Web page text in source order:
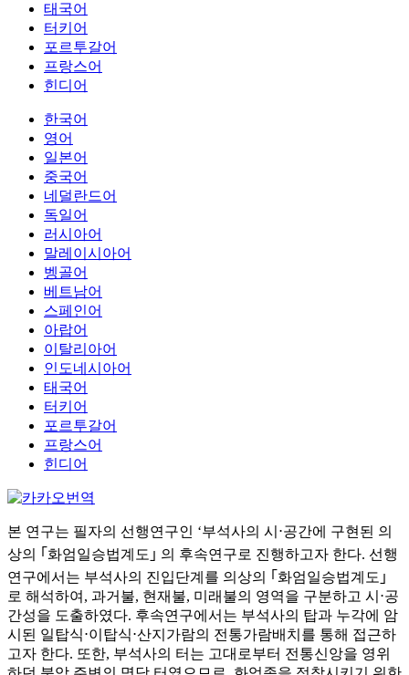
태국어
터키어
포르투갈어
프랑스어
힌디어
한국어
영어
일본어
중국어
네덜란드어
독일어
러시아어
말레이시아어
벵골어
베트남어
스페인어
아랍어
이탈리아어
인도네시아어
태국어
터키어
포르투갈어
프랑스어
힌디어
본 연구는 필자의 선행연구인 ‘부석사의 시⋅공간에 구현된 의
상의 ｢화엄일승법계도｣ 의 후속연구로 진행하고자 한다. 선행
연구에서는 부석사의 진입단계를 의상의 ｢화엄일승법계도｣
로 해석하여, 과거불, 현재불, 미래불의 영역을 구분하고 시⋅공
간성을 도출하였다. 후속연구에서는 부석사의 탑과 누각에 암
시된 일탑식⋅이탑식⋅산지가람의 전통가람배치를 통해 접근하
고자 한다. 또한, 부석사의 터는 고대로부터 전통신앙을 영위